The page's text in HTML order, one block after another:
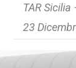
TAR Sicilia
23